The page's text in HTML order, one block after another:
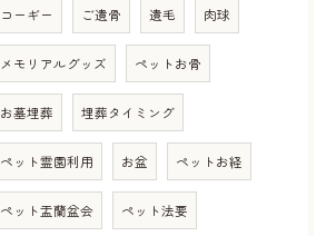
コーギー ご遺骨 遺毛 肉球
メモリアルグッズ ペットお骨
お墓埋葬 埋葬タイミング
ペット霊園利用 お盆 ペットお経
ペット盂蘭盆会 ペット法要